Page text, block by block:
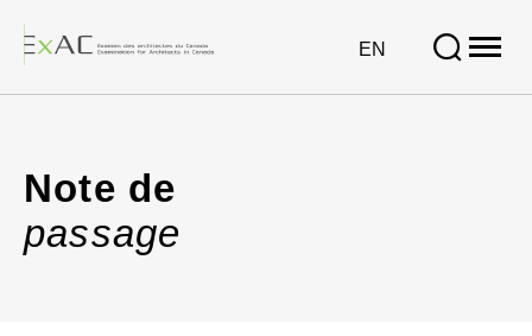
EN
IN:
site
de
passage
Note de
passage